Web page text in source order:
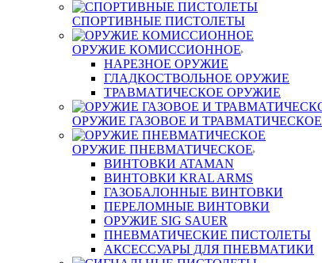
СПОРТИВНЫЕ ПИСТОЛЕТЫ
ОРУЖИЕ КОМИССИОННОЕ
НАРЕЗНОЕ ОРУЖИЕ
ГЛАДКОСТВОЛЬНОЕ ОРУЖИЕ
ТРАВМАТИЧЕСКОЕ ОРУЖИЕ
ОРУЖИЕ ГАЗОВОЕ И ТРАВМАТИЧЕСКОЕ
ОРУЖИЕ ПНЕВМАТИЧЕСКОЕ
ВИНТОВКИ ATAMAN
ВИНТОВКИ KRAL ARMS
ГАЗОБАЛОННЫЕ ВИНТОВКИ
ПЕРЕЛОМНЫЕ ВИНТОВКИ
ОРУЖИЕ SIG SAUER
ПНЕВМАТИЧЕСКИЕ ПИСТОЛЕТЫ
АКСЕССУАРЫ ДЛЯ ПНЕВМАТИКИ